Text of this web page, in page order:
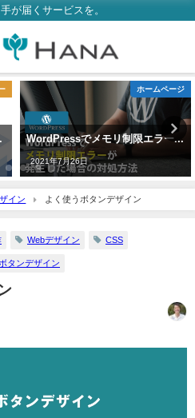
が届くサービスを。
向け】
ホームページ
WordPressでメモリ制限エラーが発生した場合の対処方法
2021年7月26日
イン よく使うボタンデザイン
Webデザイン CSS
ボタンデザイン